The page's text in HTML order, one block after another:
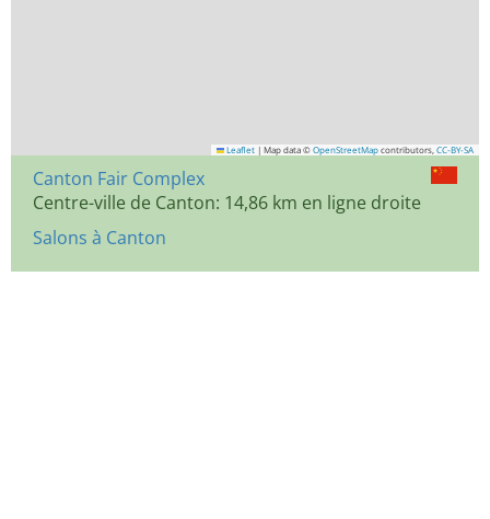
Leaflet | Map data © OpenStreetMap contributors, CC-BY-SA
Canton Fair Complex
Centre-ville de Canton: 14,86 km en ligne droite
Salons à Canton